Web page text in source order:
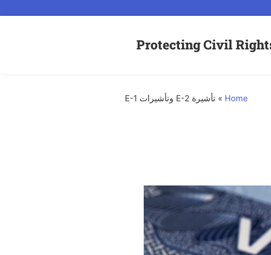
Home
»تأشيرة E-2 وتأشيرات E-1